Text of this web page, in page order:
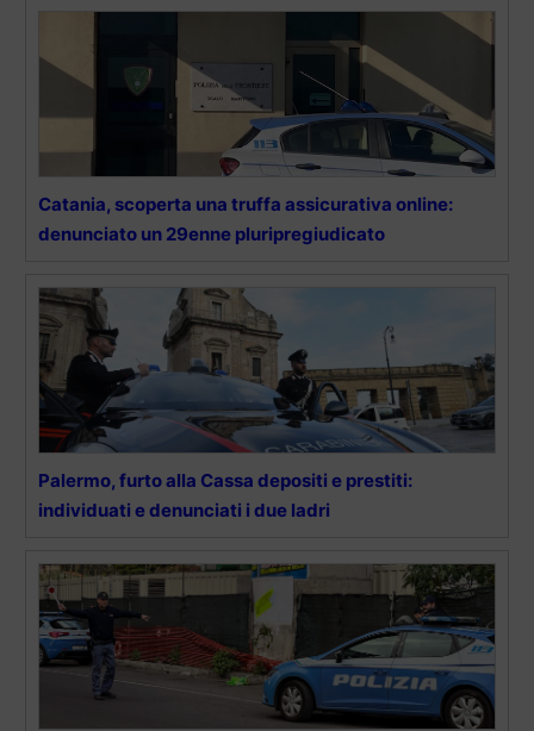
Catania, scoperta una truffa assicurativa online:
denunciato un 29enne pluripregiudicato
Palermo, furto alla Cassa depositi e prestiti:
individuati e denunciati i due ladri